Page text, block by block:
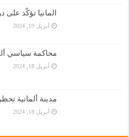
المانيا تؤكّد
أبريل 19, 2024
محاكمة سياسي
أبريل 18, 2024
مدينة ألمانية
أبريل 18, 2024